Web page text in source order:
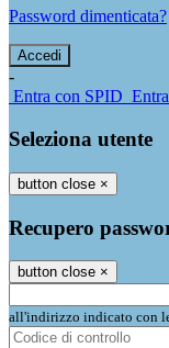
Password dimenticata?
-
Entra con SPID
Seleziona utente
button close ×
Recupero
button close ×
all'indirizzo indicato con